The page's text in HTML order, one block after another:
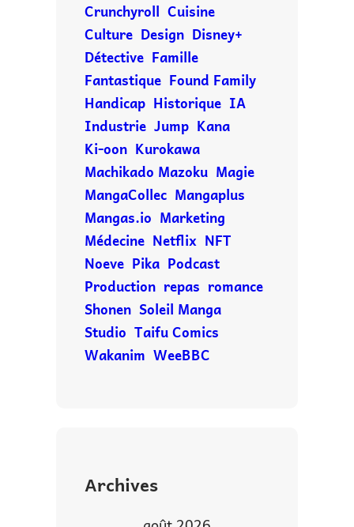
Crunchyroll Cuisine
Culture Design Disney+
Détective Famille
Fantastique Found Family
Handicap Historique IA
Industrie Jump Kana
Ki-oon Kurokawa
Machikado Mazoku Magie
MangaCollec Mangaplus
Mangas.io Marketing
Médecine Netflix NFT
Noeve Pika Podcast
Production repas romance
Shonen Soleil Manga
Studio Taifu Comics
Wakanim WeeBBC
Archives